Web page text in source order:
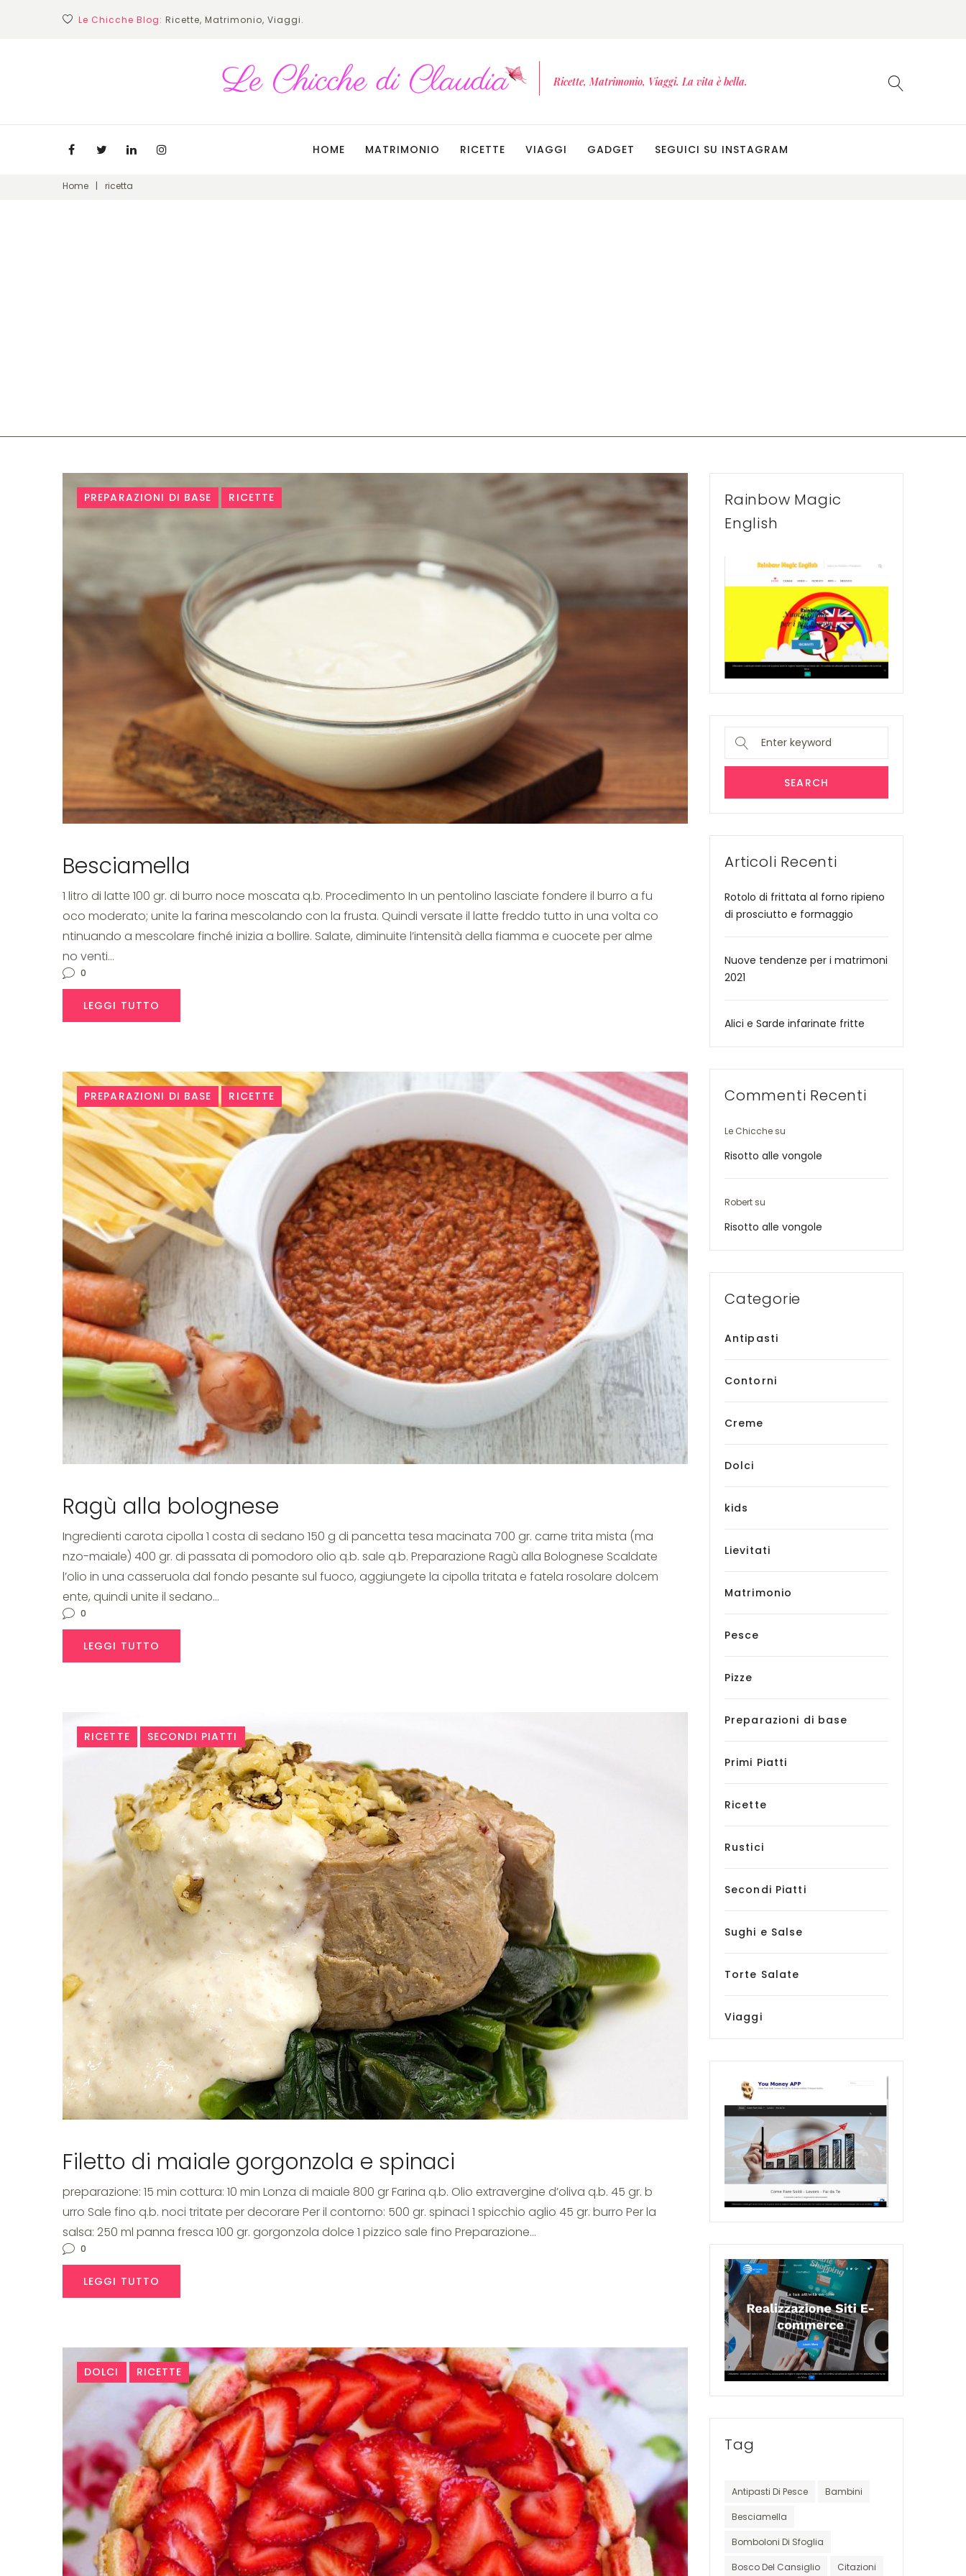
Le Chicche Blog: Ricette, Matrimonio, Viaggi.
Ricette, Matrimonio, Viaggi. La vita è bella.
HOME MATRIMONIO RICETTE VIAGGI GADGET SEGUICI SU INSTAGRAM
Home | ricetta
Tag:
ricetta
PREPARAZIONI DI BASE RICETTE
Besciamella
1 litro di latte 100 gr. di burro noce moscata q.b. Procedimento In un pentolino lasciate fondere il burro a fu
oco moderato; unite la farina mescolando con la frusta. Quindi versate il latte freddo tutto in una volta co
ntinuando a mescolare finché inizia a bollire. Salate, diminuite l’intensità della fiamma e cuocete per alme
no venti…
0
LEGGI TUTTO
PREPARAZIONI DI BASE RICETTE
Ragù alla bolognese
Ingredienti carota cipolla 1 costa di sedano 150 g di pancetta tesa macinata 700 gr. carne trita mista (ma
nzo-maiale) 400 gr. di passata di pomodoro olio q.b. sale q.b. Preparazione Ragù alla Bolognese Scaldate
l’olio in una casseruola dal fondo pesante sul fuoco, aggiungete la cipolla tritata e fatela rosolare dolcem
ente, quindi unite il sedano…
0
LEGGI TUTTO
RICETTE SECONDI PIATTI
Filetto di maiale gorgonzola e spinaci
preparazione: 15 min cottura: 10 min Lonza di maiale 800 gr Farina q.b. Olio extravergine d’oliva q.b. 45 gr. b
urro Sale fino q.b. noci tritate per decorare Per il contorno: 500 gr. spinaci 1 spicchio aglio 45 gr. burro Per la
salsa: 250 ml panna fresca 100 gr. gorgonzola dolce 1 pizzico sale fino Preparazione…
0
LEGGI TUTTO
DOLCI RICETTE
Rainbow Magic
English
Search
SEARCH
Articoli Recenti
Rotolo di frittata al forno ripieno
di prosciutto e formaggio
Nuove tendenze per i matrimoni
2021
Alici e Sarde infarinate fritte
Commenti Recenti
Le Chicche su
Risotto alle vongole
Robert su
Risotto alle vongole
Categorie
Antipasti
Contorni
Creme
Dolci
kids
Lievitati
Matrimonio
Pesce
Pizze
Preparazioni di base
Primi Piatti
Ricette
Rustici
Secondi Piatti
Sughi e Salse
Torte Salate
Viaggi
Tag
Antipasti Di Pesce Bambini
Besciamella
Bomboloni Di Sfoglia
Bosco Del Cansiglio Citazioni